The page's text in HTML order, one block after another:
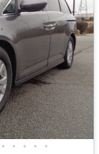
• • • • •